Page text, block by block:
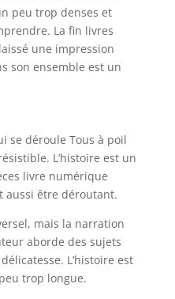
peu trop denses et
La fin livres
une impression
son ensemble est un
se déroule Tous à poil
L’histoire est un
livre numérique
aussi être déroutant.
mais la narration
aborde des sujets
L’histoire est
trop longue.